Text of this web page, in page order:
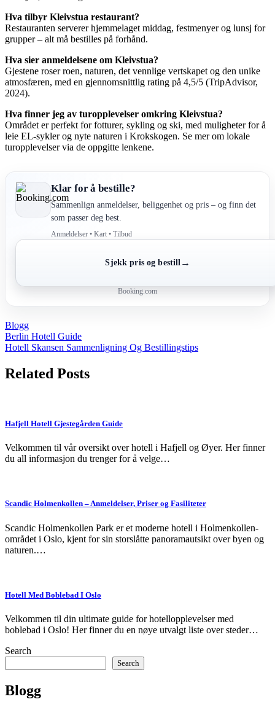
Hva tilbyr Kleivstua restaurant?
Restauranten serverer hjemmelaget middag, festmenyer og lunsj for
grupper – alt må bestilles på forhånd.
Hva sier anmeldelsene om Kleivstua?
Gjestene roser roen, naturen, det vennlige vertskapet og den unike
atmosfæren, med en gjennomsnittlig rating på 4,5/5 (TripAdvisor,
2024).
Hva finner jeg av turopplevelser omkring Kleivstua?
Området er perfekt for fotturer, sykling og ski, med muligheter for å
leie EL-sykler og nyte naturen i Krokskogen. Se mer om lokale
turopplevelser via de oppgitte lenkene.
Klar for å bestille?
Sammenlign anmeldelser, beliggenhet og pris – og finn det
som passer deg best.
Anmeldelser • Kart • Tilbud
Sjekk pris og bestill →
Booking.com
Blogg
Post
navigation
Berlin Hotell Guide
Hotell Skansen Sammenligning Og Bestillingstips
Related Posts
Hafjell Hotell Gjestegården Guide
Velkommen til vår oversikt over hotell i Hafjell og Øyer. Her finner
du all informasjon du trenger for å velge…
Scandic Holmenkollen – Anmeldelser, Priser og Fasiliteter
Scandic Holmenkollen Park er et moderne hotell i Holmenkollen-
området i Oslo, kjent for sin storslåtte panoramautsikt over byen og
naturen.…
Hotell Med Boblebad I Oslo
Velkommen til din ultimate guide for hotellopplevelser med
boblebad i Oslo! Her finner du en nøye utvalgt liste over steder…
Search
Search
Blogg